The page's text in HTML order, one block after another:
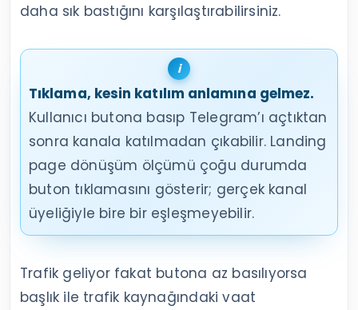
daha sık bastığını karşılaştırabilirsiniz.
Tıklama, kesin katılım anlamına gelmez.
Kullanıcı butona basıp Telegram’ı açtıktan
sonra kanala katılmadan çıkabilir. Landing
page dönüşüm ölçümü çoğu durumda
buton tıklamasını gösterir; gerçek kanal
üyeliğiyle bire bir eşleşmeyebilir.
Trafik geliyor fakat butona az basılıyorsa
başlık ile trafik kaynağındaki vaat